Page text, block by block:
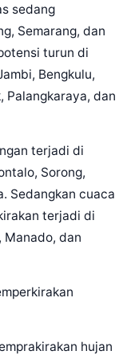
sedang
Semarang, dan
turun di
Bengkulu,
Palangkaraya, dan
terjadi di
Sorong,
Sedangkan cuaca
terjadi di
Manado, dan
hujan